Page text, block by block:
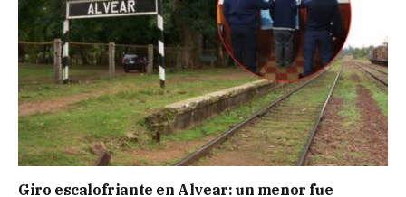
Giro escalofriante en Alvear: un menor fue